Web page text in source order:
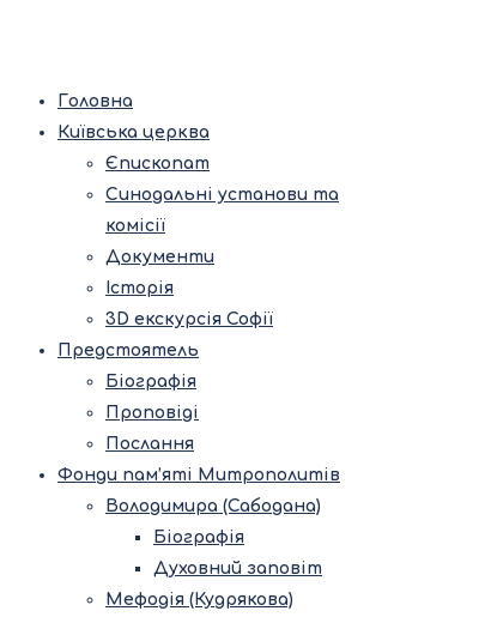
Головна
Київська церква
Єпископат
Синодальні установи та
комісії
Документи
Історія
3D екскурсія Софії
Предстоятель
Біографія
Проповіді
Послання
Фонди пам’яті Митрополитів
Володимира (Сабодана)
Біографія
Духовний заповіт
Мефодія (Кудрякова)